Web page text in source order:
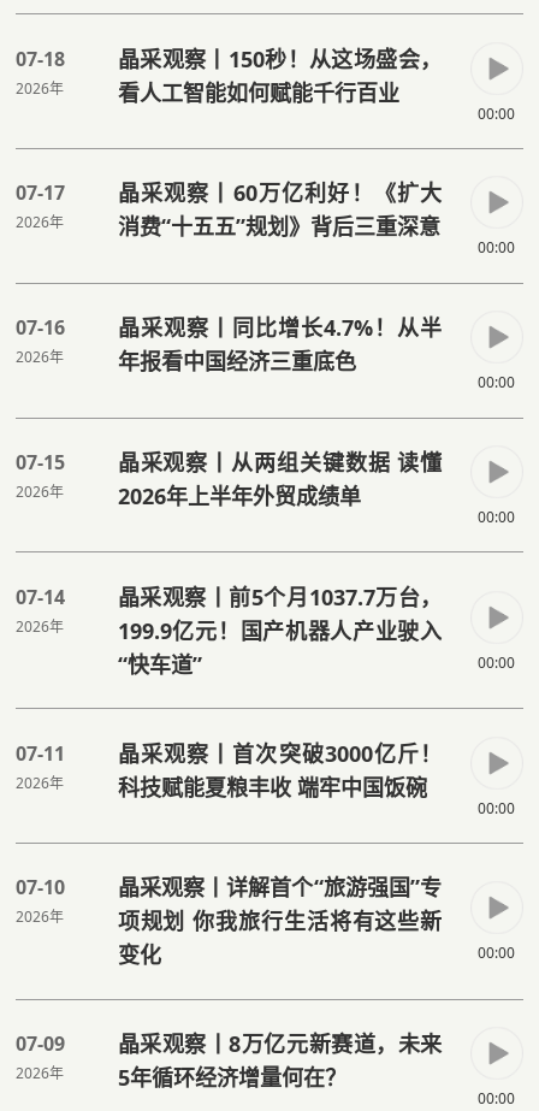
07-18
2026年
晶采观察丨150秒！从这场盛会，
看人工智能如何赋能千行百业
00:00
07-17
2026年
晶采观察丨60万亿利好！《扩大
消费“十五五”规划》背后三重深意
00:00
07-16
2026年
晶采观察丨同比增长4.7%！从半
年报看中国经济三重底色
00:00
07-15
2026年
晶采观察丨从两组关键数据 读懂
2026年上半年外贸成绩单
00:00
07-14
2026年
晶采观察丨前5个月1037.7万台，
199.9亿元！国产机器人产业驶入
“快车道”
00:00
07-11
2026年
晶采观察丨首次突破3000亿斤！
科技赋能夏粮丰收 端牢中国饭碗
00:00
07-10
2026年
晶采观察丨详解首个“旅游强国”专
项规划 你我旅行生活将有这些新
变化
00:00
07-09
2026年
晶采观察丨8万亿元新赛道，未来
5年循环经济增量何在？
00:00